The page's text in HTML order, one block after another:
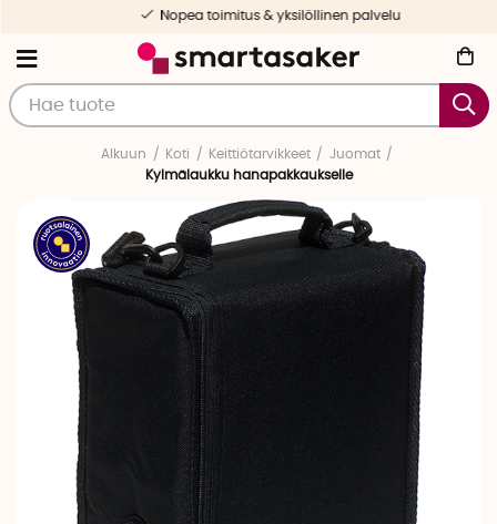
Nopea toimitus & yksilöllinen palvelu
Alkuun Koti Keittiötarvikkeet
Juomat
Kylmälaukku hanapakkaukselle